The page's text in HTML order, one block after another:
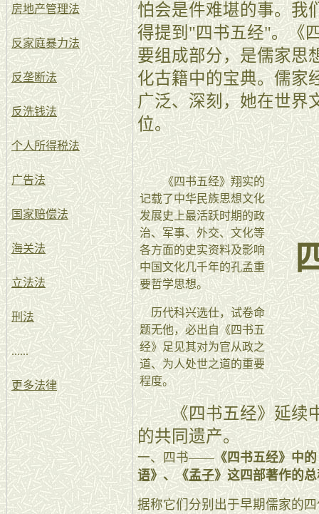
房地产管理法
反家庭暴力法
反垄断法
反洗钱法
个人所得税法
广告法
国家赔偿法
海关法
立法法
刑法
......
更多法律
怕会是件难堪的事。我
得提到"四书五经"。《
要组成部分，是儒家思
化古籍中的宝典。儒家
广泛、深刻，她在世界
位。
《四书五经》翔实的
记载了中华民族思想文化
发展史上最活跃时期的政
治、军事、外交、文化等
各方面的史实资料及影响
中国文化几千年的孔孟重
要哲学思想。
历代科兴选仕，试卷命
题无他，必出自《四书五
经》足见其对为官从政之
道、为人处世之道的重要
程度。
《四书五经》延续中
的共同遗产。
一、四书——《四书五经》中
语》、《孟子》这四部著作的
据称它们分别出于早期儒家的